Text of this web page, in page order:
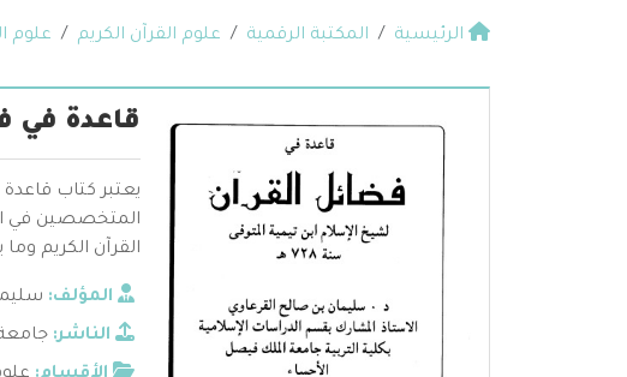
الرئيسية المكتبة الرقمية علوم القرآن الكريم علوم
قاعدة في
يعتبر كتاب
المتخصصين في
القرآن الكريم
المؤلف:
الناشر: